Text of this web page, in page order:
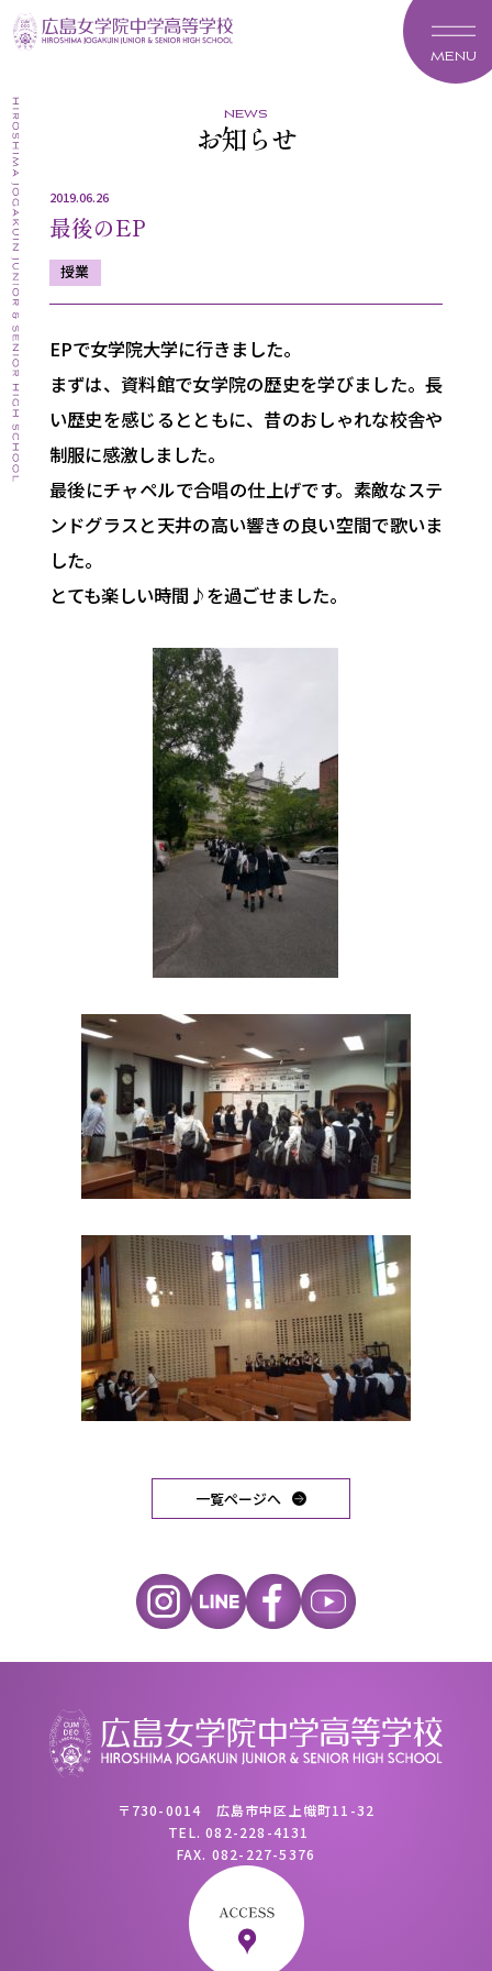
MENU
news
お知らせ
2019.06.26
最後のEP
授業
EPで女学院大学に行きました。
まずは、資料館で女学院の歴史を学びました。長
い歴史を感じるとともに、昔のおしゃれな校舎や
制服に感激しました。
最後にチャペルで合唱の仕上げです。素敵なステ
ンドグラスと天井の高い響きの良い空間で歌いま
した。
とても楽しい時間♪を過ごせました。
一覧ページへ
〒730-0014 広島市中区上幟町11-32
TEL.082-228-4131
FAX. 082-227-5376